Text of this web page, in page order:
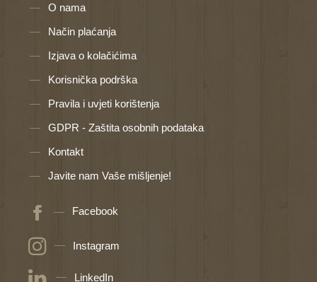
O nama
Način plaćanja
Izjava o kolačićima
Korisnička podrška
Pravila i uvjeti korištenja
GDPR - Zaštita osobnih podataka
Kontakt
Javite nam Vaše mišljenje!
Facebook
Instagram
LinkedIn